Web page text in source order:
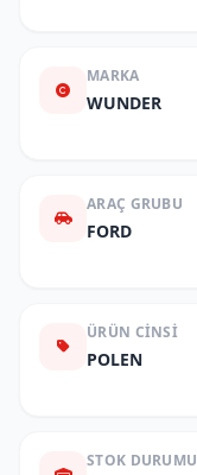
MARKA
WUNDER
ARAÇ GRUBU
FORD
ÜRÜN CINSI
POLEN
STOK DURUMU